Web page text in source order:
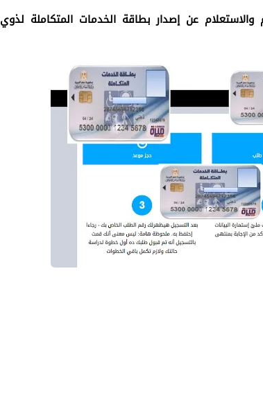
والاستعلام عن إصدار بطاقة الخدمات المتكاملة لذوي